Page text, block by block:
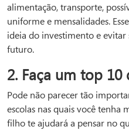
alimentação, transporte,
uniforme e mensalidades.
ideia do investimento e evitar
futuro.
2. Faça um top 10
Pode não parecer tão
escolas nas quais você tenha
filho te ajudará a pensar no